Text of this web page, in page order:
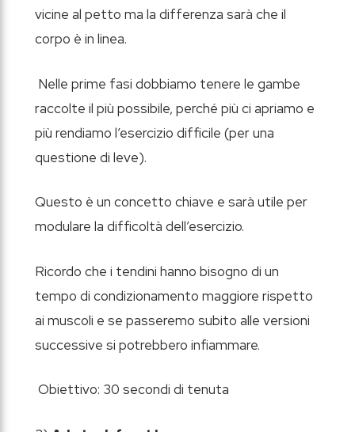
vicine al petto ma la differenza sarà che il
corpo è in linea.
Nelle prime fasi dobbiamo tenere le gambe
raccolte il più possibile, perché più ci apriamo e
più rendiamo l’esercizio difficile (per una
questione di leve).
Questo è un concetto chiave e sarà utile per
modulare la difficoltà dell’esercizio.
Ricordo che i tendini hanno bisogno di un
tempo di condizionamento maggiore rispetto
ai muscoli e se passeremo subito alle versioni
successive si potrebbero infiammare.
Obiettivo: 30 secondi di tenuta